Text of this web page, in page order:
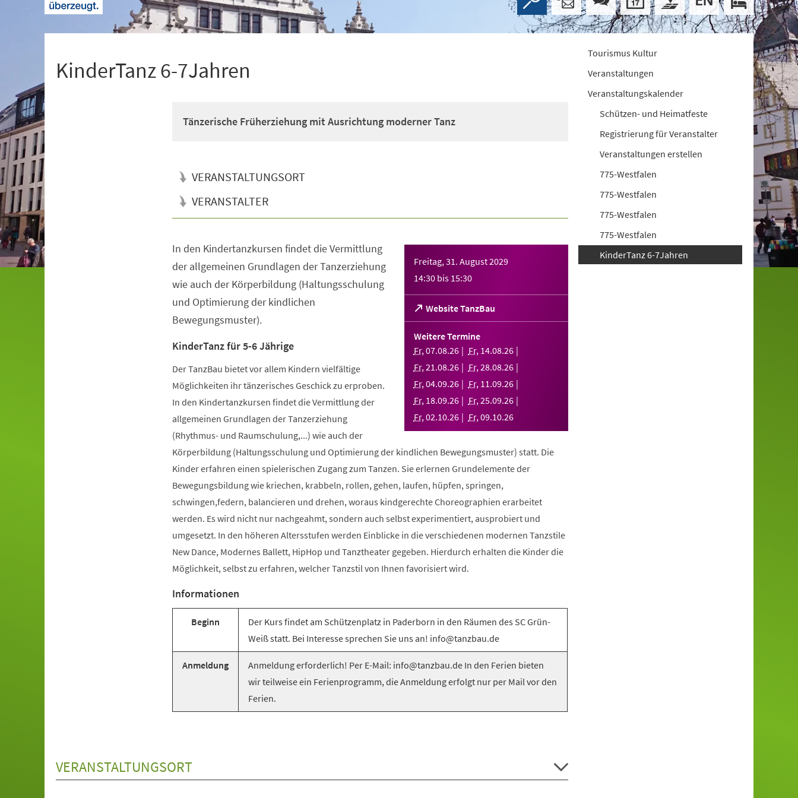
KinderTanz 6-7Jahren
Tänzerische Früherziehung mit Ausrichtung moderner Tanz
VERANSTALTUNGSORT
VERANSTALTER
Freitag, 31. August 2029
14:30 bis 15:30
Website TanzBau
(Öffnet
in
einem
Tab)
Weitere Termine
Fr,07.08.26 Fr, 14.08.26
Fr,21.08.26 Fr,28.08.26
Fr,04.09.26 Fr, 11.09.26
Fr, 18.09.26 Fr,25.09.26
Fr,02.10.26 Fr,09.10.26
In den Kindertanzkursen findet die Vermittlung
der allgemeinen Grundlagen der Tanzerziehung
wie auch der Körperbildung (Haltungsschulung
und Optimierung der kindlichen
Bewegungsmuster).
KinderTanz für 5-6 Jährige
Der TanzBau bietet vor allem Kindern vielfältige
Möglichkeiten ihr tänzerisches Geschick zu erproben.
In den Kindertanzkursen findet die Vermittlung der
allgemeinen Grundlagen der Tanzerziehung
(Rhythmus- und Raumschulung,...) wie auch der
Körperbildung (Haltungsschulung und Optimierung der kindlichen Bewegungsmuster) statt. Die
Kinder erfahren einen spielerischen Zugang zum Tanzen. Sie erlernen Grundelemente der
Bewegungsbildung wie kriechen, krabbeln, rollen, gehen, laufen, hüpfen, springen,
schwingen,federn, balancieren und drehen, woraus kindgerechte Choreographien erarbeitet
werden. Es wird nicht nur nachgeahmt, sondern auch selbst experimentiert, ausprobiert und
umgesetzt. In den höheren Altersstufen werden Einblicke in die verschiedenen modernen Tanzstile
New Dance, Modernes Ballett, HipHop und Tanztheater gegeben. Hierdurch erhalten die Kinder die
Möglichkeit, selbst zu erfahren, welcher Tanzstil von Ihnen favorisiert wird.
Informationen
Beginn
Der Kurs findet am Schützenplatz in Paderborn in den Räumen des SC Grün-
Weiß statt. Bei Interesse sprechen Sie uns an! info@tanzbau.de
Anmeldung
Anmeldung erforderlich! Per E-Mail: info@tanzbau.de In den Ferien bieten
wir teilweise ein Ferienprogramm, die Anmeldung erfolgt nur per Mail vor den
Ferien.
VERANSTALTUNGSORT
Tourismus Kultur
Veranstaltungen
Veranstaltungskalender
Schützen- und Heimatfeste
Registrierung für Veranstalter
Veranstaltungen erstellen
775-Westfalen
775-Westfalen
775-Westfalen
775-Westfalen
KinderTanz 6-7Jahren